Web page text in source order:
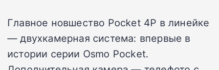
Главное новшество Pocket 4P в линейке
— двухкамерная система: впервые в
истории серии Osmo Pocket.